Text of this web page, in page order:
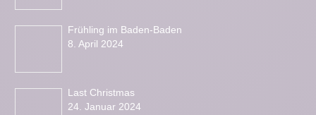
Frühling im Baden-Baden
8. April 2024
Last Christmas
24. Januar 2024